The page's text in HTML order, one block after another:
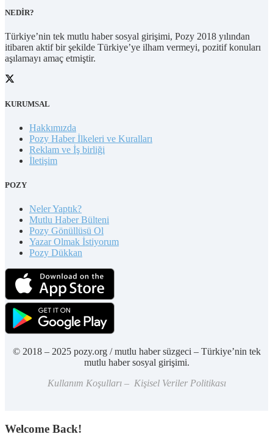
NEDİR?
Türkiye’nin tek mutlu haber sosyal girişimi, Pozy 2018 yılından
itibaren aktif bir şekilde Türkiye’ye ilham vermeyi, pozitif konuları
aşılamayı amaç etmiştir.
KURUMSAL
Hakkımızda
Pozy Haber İlkeleri ve Kuralları
Reklam ve İş birliği
İletişim
POZY
Neler Yaptık?
Mutlu Haber Bülteni
Pozy Gönüllüsü Ol
Yazar Olmak İstiyorum
Pozy Dükkan
© 2018 – 2025 pozy.org / mutlu haber süzgeci – Türkiye’nin tek
mutlu haber sosyal girişimi.
Kullanım Koşulları – Kişisel Veriler Politikası
Welcome Back!